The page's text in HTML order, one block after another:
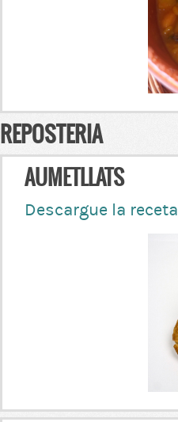
REPOSTERIA
AUMETLLATS
Descargue la receta